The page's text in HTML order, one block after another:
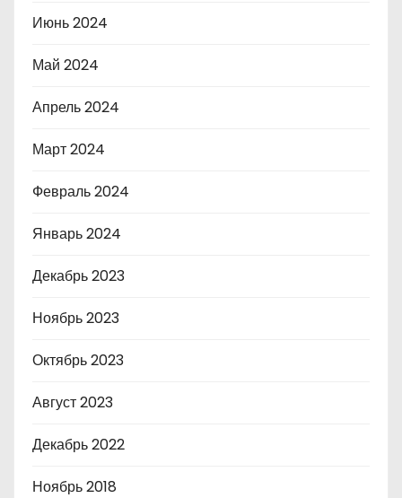
Июнь 2024
Май 2024
Апрель 2024
Март 2024
Февраль 2024
Январь 2024
Декабрь 2023
Ноябрь 2023
Октябрь 2023
Август 2023
Декабрь 2022
Ноябрь 2018